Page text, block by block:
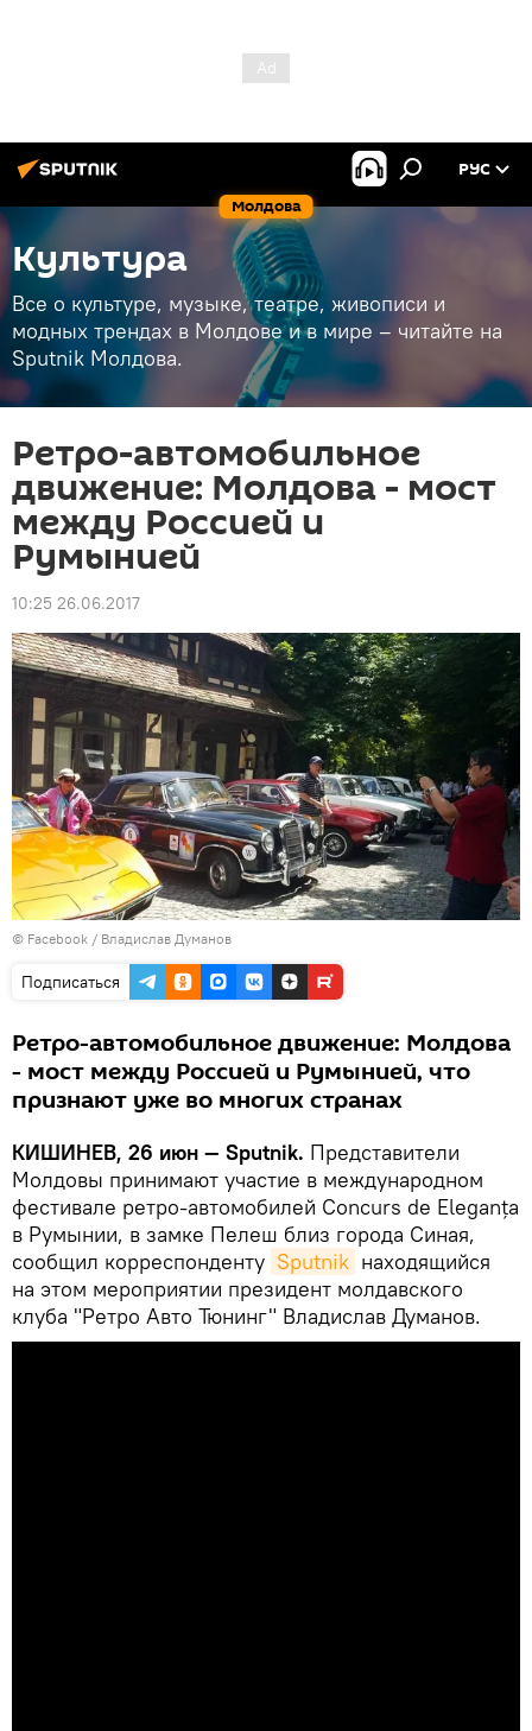
Молдова
РУС
Культура
Все о культуре, музыке, театре, живописи и
модных трендах в Молдове и в мире – читайте на
Sputnik Молдова.
Ретро-автомобильное
движение: Молдова - мост
между Россией и
Румынией
10:25 26.06.2017
© Facebook / Владислав Думанов
Подписаться
Ретро-автомобильное движение: Молдова
- мост между Россией и Румынией, что
признают уже во многих странах
КИШИНЕВ, 26 июн — Sputnik. Представители
Молдовы принимают участие в международном
фестивале ретро-автомобилей Concurs de Eleganța
в Румынии, в замке Пелеш близ города Синая,
сообщил корреспонденту Sputnik находящийся
на этом мероприятии президент молдавского
клуба "Ретро Авто Тюнинг" Владислав Думанов.